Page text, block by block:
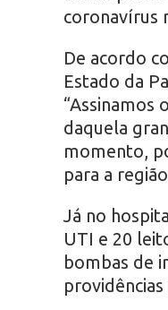
coronavírus
De acordo
Estado da
“Assinamos
daquela
momento,
para a
Já no
UTI e 20
bombas de